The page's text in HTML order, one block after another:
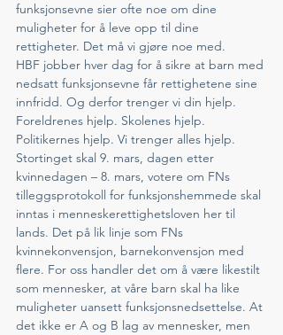
funksjonsevne sier ofte noe om dine
muligheter for å leve opp til dine
rettigheter. Det må vi gjøre noe med.
HBF jobber hver dag for å sikre at barn med
nedsatt funksjonsevne får rettighetene sine
innfridd. Og derfor trenger vi din hjelp.
Foreldrenes hjelp. Skolenes hjelp.
Politikernes hjelp. Vi trenger alles hjelp.
Stortinget skal 9. mars, dagen etter
kvinnedagen – 8. mars, votere om FNs
tilleggsprotokoll for funksjonshemmede skal
inntas i menneskerettighetsloven her til
lands. Det på lik linje som FNs
kvinnekonvensjon, barnekonvensjon med
flere. For oss handler det om å være likestilt
som mennesker, at våre barn skal ha like
muligheter uansett funksjonsnedsettelse. At
det ikke er A og B lag av mennesker, men